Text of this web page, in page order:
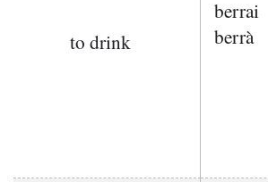
to drink
berrai
berrà